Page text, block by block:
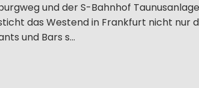
und der S-Bahnhof
das Westend in Frankfurt nicht nur
und Bars s...